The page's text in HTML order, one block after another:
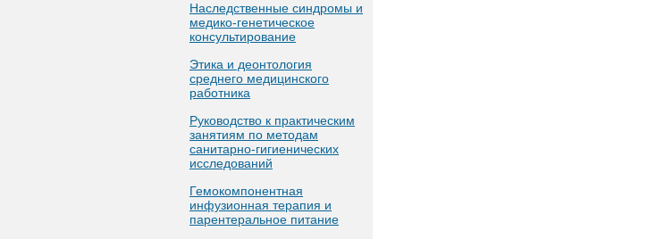
Наследственные синдромы и
медико-генетическое
консультирование
Этика и деонтология
среднего медицинского
работника
Руководство к практическим
занятиям по методам
санитарно-гигиенических
исследований
Гемокомпонентная
инфузионная терапия и
парентеральное питание